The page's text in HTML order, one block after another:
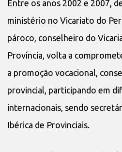
Entre os anos 2002 e 2007,
ministério no Vicariato do
pároco, conselheiro do
Província, volta a
a promoção vocacional,
provincial, participando em
internacionais, sendo
Ibérica de Provinciais.